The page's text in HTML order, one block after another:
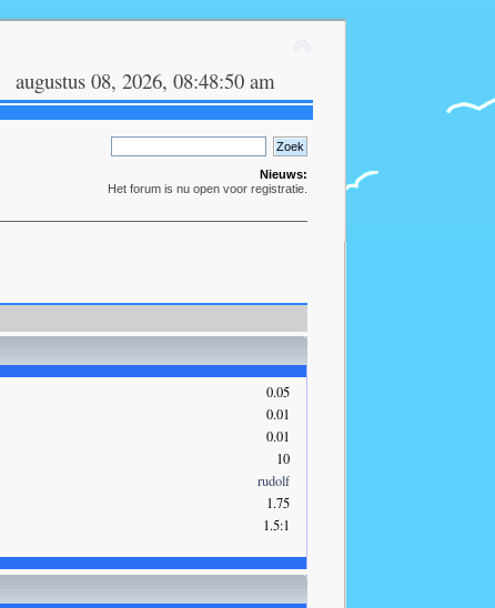
augustus 08, 2026, 08:48:50 am
Nieuws:
Het forum is nu open voor registratie.
0.05
0.01
0.01
10
rudolf
1.75
1.5:1